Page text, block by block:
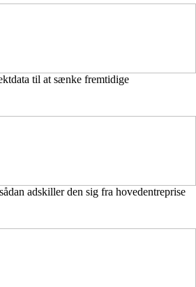
til at sænke fremtidige
adskiller den sig fra hovedentreprise